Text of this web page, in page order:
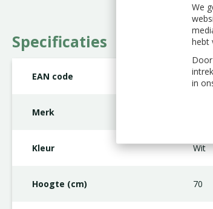
We
hebt
in
Specificaties
EAN code
Merk
Kleur Wit
Hoogte (cm) 70